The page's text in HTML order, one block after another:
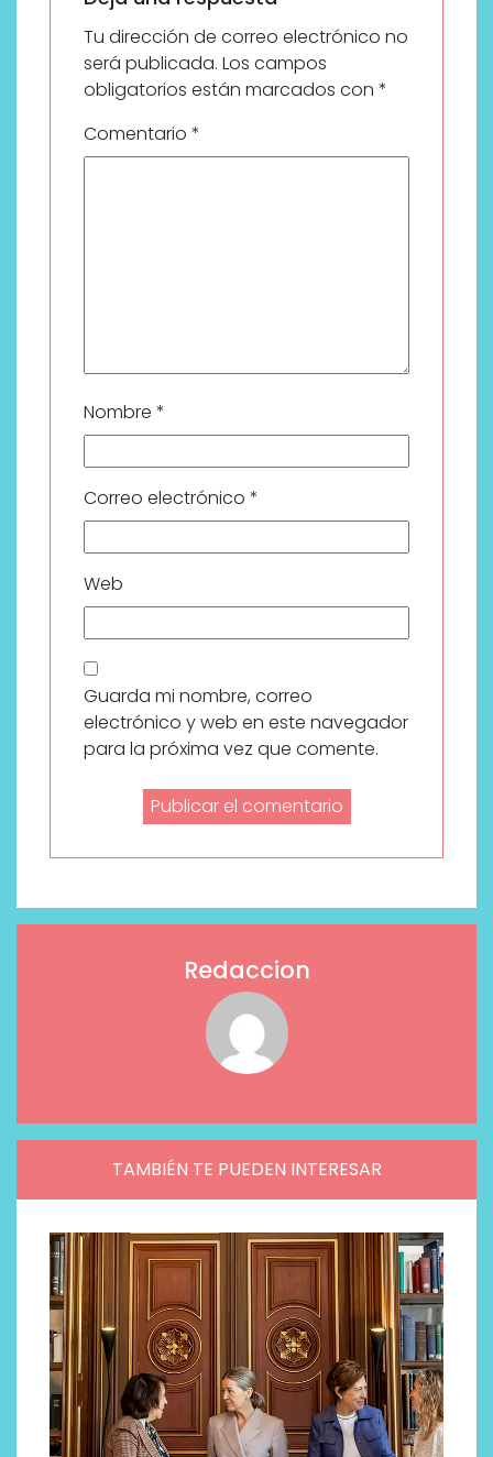
Tu dirección de correo electrónico no
será publicada. Los campos
obligatorios están marcados con *
Comentario *
Nombre *
Correo electrónico *
Web
Guarda mi nombre, correo
electrónico y web en este navegador
para la próxima vez que comente.
Redaccion
TAMBIÉN TE PUEDEN INTERESAR